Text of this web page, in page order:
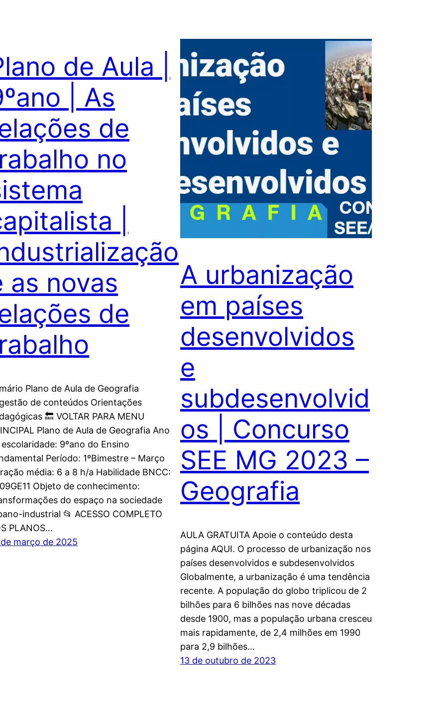
de Aula |
| As
de
no
|
as novas
de
Plano de Aula de Geografia
de conteúdos Orientações
🔙 VOLTAR PARA MENU
Plano de Aula de Geografia Ano
9ºano do Ensino
Período: 1ºBimestre – Março
média: 6 a 8 h/a Habilidade BNCC:
Objeto de conhecimento:
do espaço na sociedade
industrial 📂 ACESSO COMPLETO
PLANOS…
de março de 2025
A urbanização
em países
desenvolvidos
e
subdesenvolvid
os | Concurso
SEE MG 2023 –
Geografia
AULA GRATUITA Apoie o conteúdo desta
página AQUI. O processo de urbanização nos
países desenvolvidos e subdesenvolvidos
Globalmente, a urbanização é uma tendência
recente. A população do globo triplicou de 2
bilhões para 6 bilhões nas nove décadas
desde 1900, mas a população urbana cresceu
mais rapidamente, de 2,4 milhões em 1990
para 2,9 bilhões…
13 de outubro de 2023